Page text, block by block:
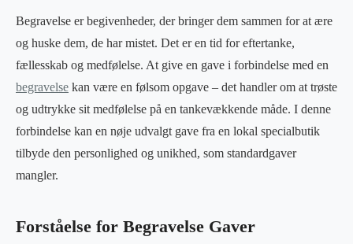
Begravelse er begivenheder, der bringer dem sammen for at ære
og huske dem, de har mistet. Det er en tid for eftertanke,
fællesskab og medfølelse. At give en gave i forbindelse med en
begravelse kan være en følsom opgave – det handler om at trøste
og udtrykke sit medfølelse på en tankevækkende måde. I denne
forbindelse kan en nøje udvalgt gave fra en lokal specialbutik
tilbyde den personlighed og unikhed, som standardgaver
mangler.
Forståelse for Begravelse Gaver